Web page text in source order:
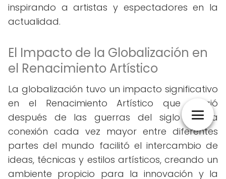
inspirando a artistas y espectadores en la
actualidad.
El Impacto de la Globalización en
el Renacimiento Artístico
La globalización tuvo un impacto significativo
en el Renacimiento Artístico que surgió
después de las guerras del siglo XX. La
conexión cada vez mayor entre diferentes
partes del mundo facilitó el intercambio de
ideas, técnicas y estilos artísticos, creando un
ambiente propicio para la innovación y la